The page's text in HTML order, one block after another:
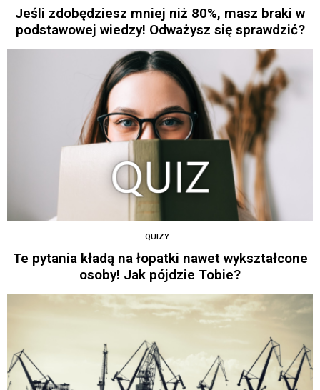
Jeśli zdobędziesz mniej niż 80%, masz braki w
podstawowej wiedzy! Odważysz się sprawdzić?
QUIZY
Te pytania kładą na łopatki nawet wykształcone
osoby! Jak pójdzie Tobie?